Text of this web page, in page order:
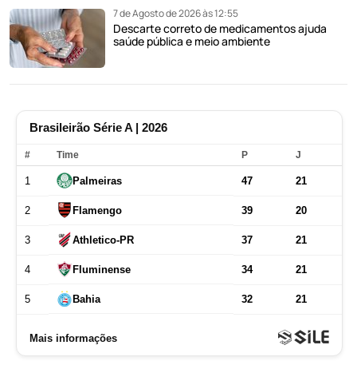
7 de Agosto de 2026 às 12:55
Descarte correto de medicamentos ajuda
saúde pública e meio ambiente